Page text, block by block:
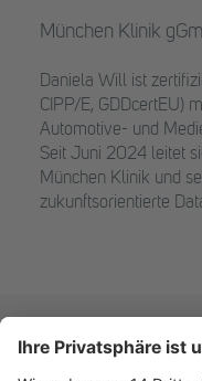
München Klinik
Daniela Will ist
CIPP/E, GDDcertEU)
Automotive- und
Seit Juni 2024 leitet
München Klinik und
zukunftsorientierte